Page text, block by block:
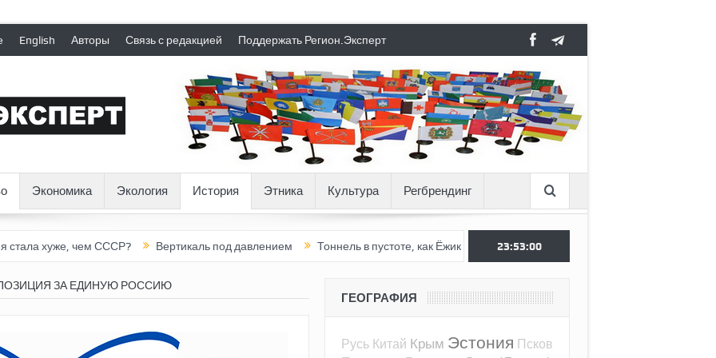
English Авторы Связь с редакцией Поддержать Регион.Эксперт
Экономика Экология История Этника Культура Регбрендинг
чем СССР? Вертикаль под давлением Тоннель в пустоте, как Ёжик в тумане Как пригожинский мятеж опередил свое
23:53:01
ЗА ЕДИНУЮ РОССИЮ
ГЕОГРАФИЯ
Русь Китай Крым Эстония Псков